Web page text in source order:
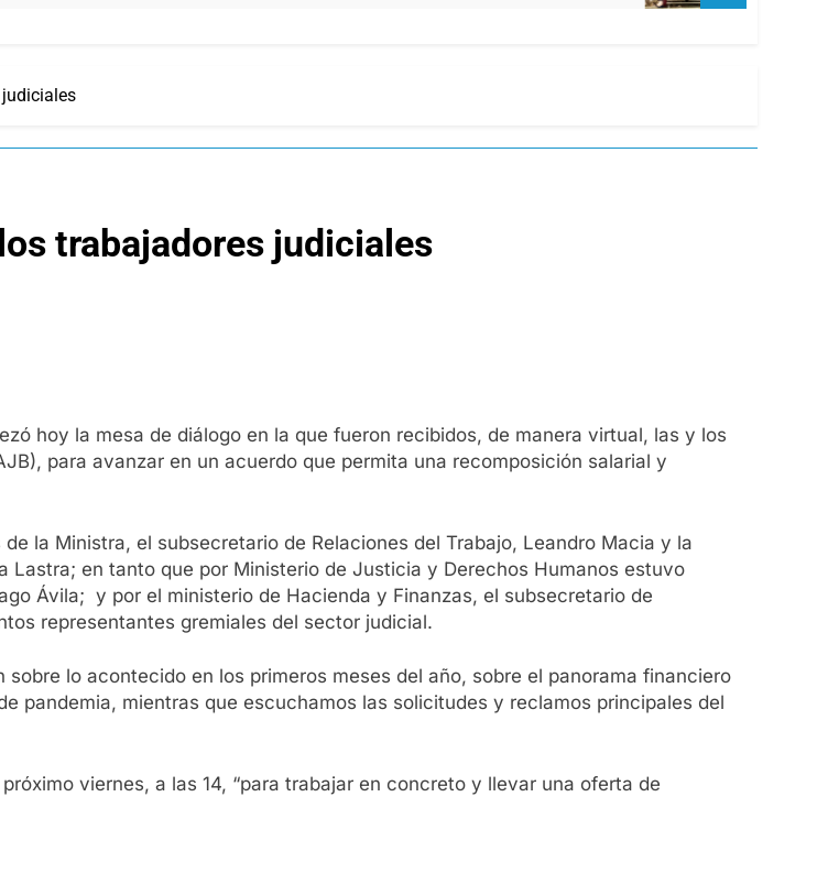
judiciales
trabajadores judiciales
hoy la mesa de diálogo en la que fueron recibidos, de manera virtual, las y los
para avanzar en un acuerdo que permita una recomposición salarial y
la Ministra, el subsecretario de Relaciones del Trabajo, Leandro Macia y la
en tanto que por Ministerio de Justicia y Derechos Humanos estuvo
Ávila; y por el ministerio de Hacienda y Finanzas, el subsecretario de
representantes gremiales del sector judicial.
lo acontecido en los primeros meses del año, sobre el panorama financiero
pandemia, mientras que escuchamos las solicitudes y reclamos principales del
viernes, a las 14, “para trabajar en concreto y llevar una oferta de